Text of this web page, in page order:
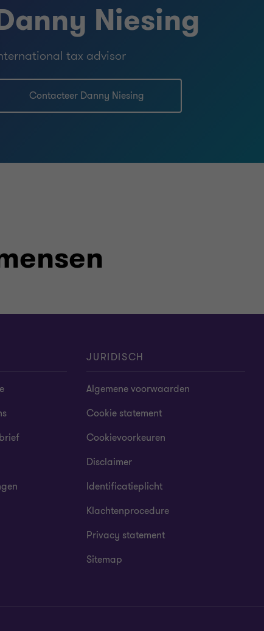
Niesing
tax advisor
Contacteer Danny Niesing
JURIDISCH
Algemene voorwaarden
Cookie statement
Cookievoorkeuren
Disclaimer
Identificatieplicht
Klachtenprocedure
Privacy statement
Sitemap